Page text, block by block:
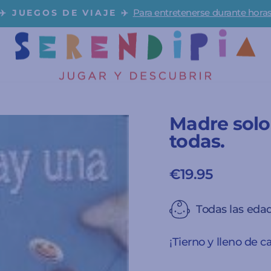
diapositivas
pausa
✈️ JUEGOS DE VIAJE ✈️ Para entretenerse durante horas
Madre
todas.
€19.95
Todas las
¡Tierno y lleno de